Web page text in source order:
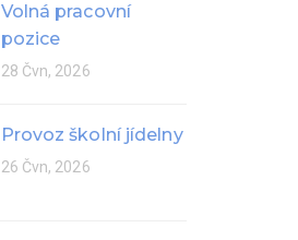
Volná pracovní
pozice
28 Čvn, 2026
Provoz školní jídelny
26 Čvn, 2026